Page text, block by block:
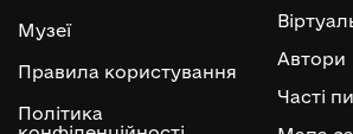
Музеї
Правила користування
Політика
Автори
Часті